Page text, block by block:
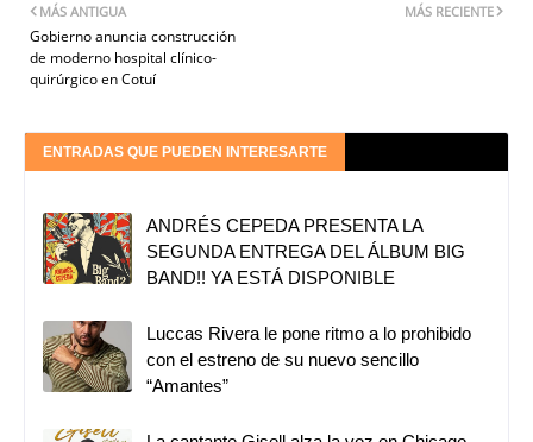
MÁS RECIENTE
MÁS ANTIGUA
Gobierno anuncia construcción
de moderno hospital clínico-
quirúrgico en Cotuí
ENTRADAS QUE PUEDEN INTERESARTE
ANDRÉS CEPEDA PRESENTA LA
SEGUNDA ENTREGA DEL ÁLBUM BIG
BAND!! YA ESTÁ DISPONIBLE
Luccas Rivera le pone ritmo a lo prohibido
con el estreno de su nuevo sencillo
“Amantes”